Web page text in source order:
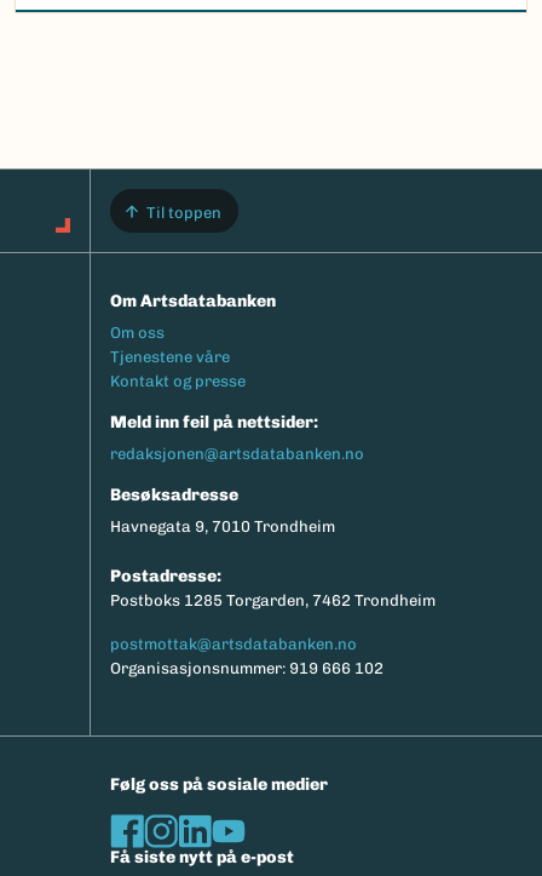
Til toppen
Om Artsdatabanken
Footermeny
Om oss
Tjenestene våre
Kontakt og presse
Meld inn feil på nettsider:
redaksjonen@artsdatabanken.no
Besøksadresse
Havnegata 9, 7010 Trondheim
Postadresse:
Postboks 1285 Torgarden, 7462 Trondheim
postmottak@artsdatabanken.no
Organisasjonsnummer: 919 666 102
Følg oss på sosiale medier
Få siste nytt på e-post